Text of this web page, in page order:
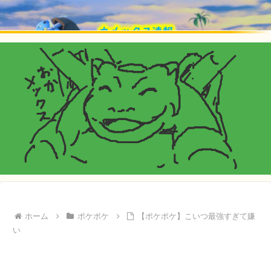
ホーム ポケポケ
【ポケポケ】こいつ最強すぎて嫌
い